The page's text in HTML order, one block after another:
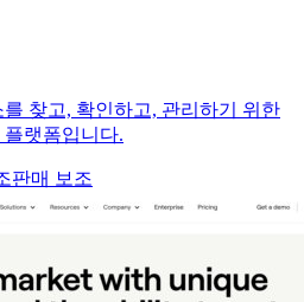
찾고, 확인하고, 관리하기 위한
랫폼입니다.
판매 보조